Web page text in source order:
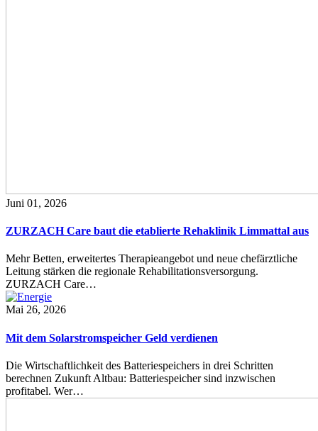
Juni 01, 2026
ZURZACH Care baut die etablierte Rehaklinik Limmattal aus
Mehr Betten, erweitertes Therapieangebot und neue chefärztliche
Leitung stärken die regionale Rehabilitationsversorgung.
ZURZACH Care…
Mai 26, 2026
Mit dem Solarstromspeicher Geld verdienen
Die Wirtschaftlichkeit des Batteriespeichers in drei Schritten
berechnen Zukunft Altbau: Batteriespeicher sind inzwischen
profitabel. Wer…